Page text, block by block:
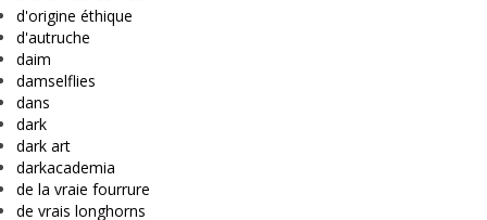
d'origine éthique
d'autruche
daim
damselflies
dans
dark
dark art
darkacademia
de la vraie fourrure
de vrais longhorns